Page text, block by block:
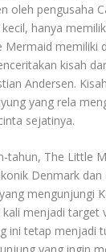
oleh pengusaha
hanya
Mermaid memiliki
kisah
Andersen.
yang rela
sejatinya.
tahun, The Little
Denmark
mengunjungi
kali menjadi target
ini tetap menjadi